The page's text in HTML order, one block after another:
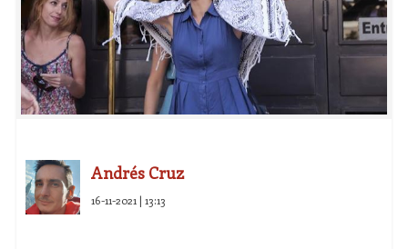
Andrés Cruz
16-11-2021 | 13:13